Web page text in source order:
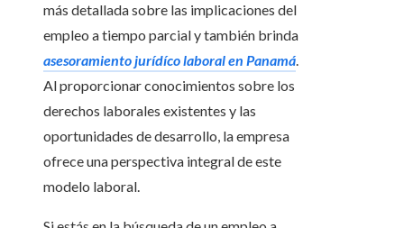
más detallada sobre las implicaciones del
empleo a tiempo parcial y también brinda
asesoramiento jurídíco laboral en Panamá.
Al proporcionar conocimientos sobre los
derechos laborales existentes y las
oportunidades de desarrollo, la empresa
ofrece una perspectiva integral de este
modelo laboral.